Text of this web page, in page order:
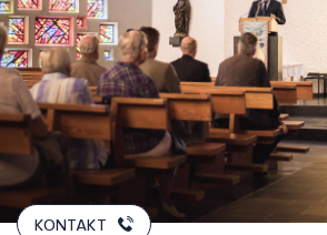
KONTAKT